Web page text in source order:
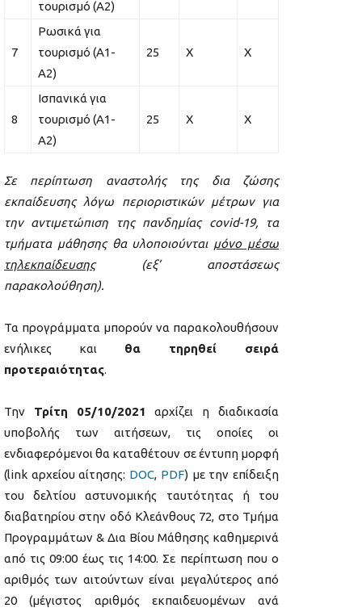
τουρισμό (Α2)
7
Ρωσικά για
τουρισμό (Α1-
Α2)
25 Χ Χ
8
Ισπανικά για
τουρισμό (Α1-
Α2)
25 Χ Χ
Σε περίπτωση αναστολής της δια ζώσης
εκπαίδευσης λόγω περιοριστικών μέτρων για
την αντιμετώπιση της πανδημίας covid-19, τα
τμήματα μάθησης θα υλοποιούνται μόνο μέσω
τηλεκπαίδευσης(εξ’ αποστάσεως
παρακολούθηση).
Τα προγράμματα μπορούν να παρακολουθήσουν
ενήλικες και θα τηρηθεί σειρά
προτεραιότητας.
Την Τρίτη 05/10/2021 αρχίζει η διαδικασία
υποβολής των αιτήσεων, τις οποίες οι
ενδιαφερόμενοι θα καταθέτουν σε έντυπη μορφή
(link αρχείου αίτησης: DOC, PDF) με την επίδειξη
του δελτίου αστυνομικής ταυτότητας ή του
διαβατηρίου στην οδό Κλεάνθους 72, στο Τμήμα
Προγραμμάτων & Δια Βίου Μάθησης καθημερινά
από τις 09:00 έως τις 14:00. Σε περίπτωση που ο
αριθμός των αιτούντων είναι μεγαλύτερος από
20 (μέγιστος αριθμός εκπαιδευομένων ανά